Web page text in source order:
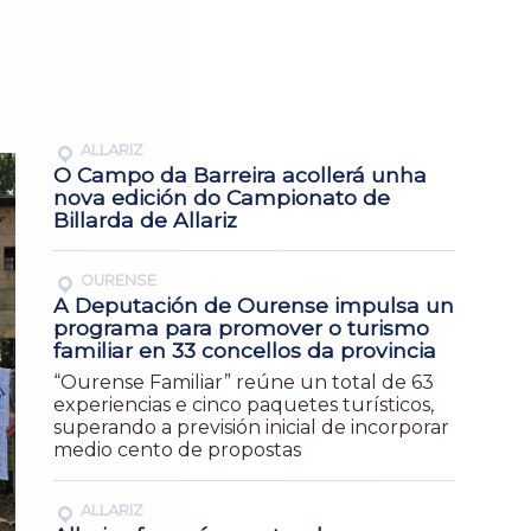
ALLARIZ
O Campo da Barreira acollerá unha
nova edición do Campionato de
Billarda de Allariz
OURENSE
A Deputación de Ourense impulsa un
programa para promover o turismo
familiar en 33 concellos da provincia
“Ourense Familiar” reúne un total de 63
experiencias e cinco paquetes turísticos,
superando a previsión inicial de incorporar
medio cento de propostas
ALLARIZ